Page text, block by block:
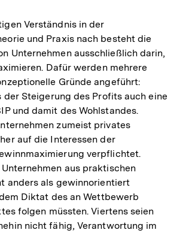
Verständnis in der
und Praxis nach besteht die
Unternehmen ausschließlich darin,
Dafür werden mehrere
Gründe angeführt:
der Steigerung des Profits auch eine
und damit des Wohlstandes.
zumeist privates
auf die Interessen der
verpflichtet.
aus praktischen
anders als gewinnorientiert
Diktat des an Wettbewerb
folgen müssten. Viertens seien
nicht fähig, Verantwortung im